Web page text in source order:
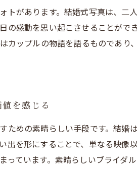
があります。結婚式写真は、二
の感動を思い起こさせることが
カップルの物語を語るものであ
を感じる
ための素晴らしい手段です。結
出を形にすることで、単なる映
っています。素晴らしいブライ